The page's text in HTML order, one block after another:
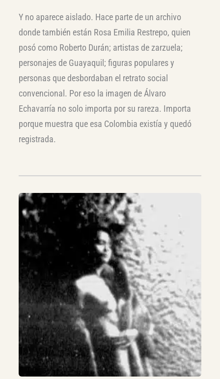
Y no aparece aislado. Hace parte de un archivo
donde también están Rosa Emilia Restrepo, quien
posó como Roberto Durán; artistas de zarzuela;
personajes de Guayaquil; figuras populares y
personas que desbordaban el retrato social
convencional. Por eso la imagen de Álvaro
Echavarría no solo importa por su rareza. Importa
porque muestra que esa Colombia existía y quedó
registrada.